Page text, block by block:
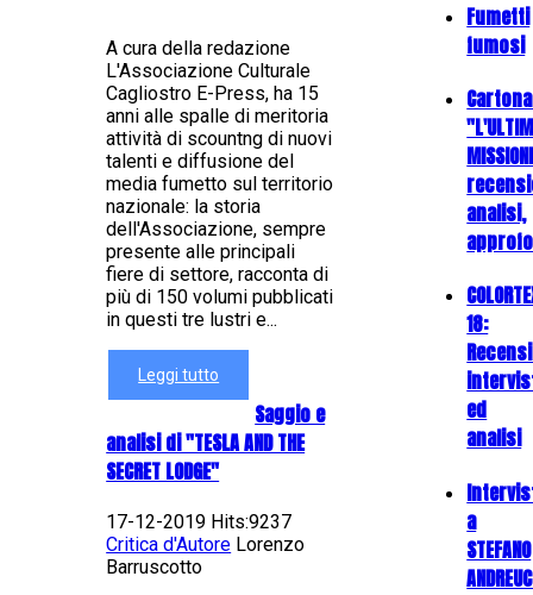
A cura della redazione
L'Associazione Culturale
Cagliostro E-Press, ha 15
anni alle spalle di meritoria
attività di scountng di nuovi
talenti e diffusione del
media fumetto sul territorio
nazionale: la storia
dell'Associazione, sempre
presente alle principali
fiere di settore, racconta di
più di 150 volumi pubblicati
in questi tre lustri e...
Leggi tutto
Saggio e
analisi di "TESLA AND THE
SECRET LODGE"
17-12-2019 Hits:9237
Critica d'Autore Lorenzo
Barruscotto
Fumetti
fumosi
analisi,
18:
ed
analisi
a
STEFANO